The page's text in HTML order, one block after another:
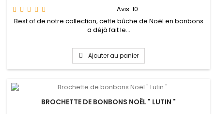
Avis: 10
Best of de notre collection, cette bûche de Noël en bonbons
a déjà fait le...
Ajouter au panier
BROCHETTE DE BONBONS NOËL " LUTIN "